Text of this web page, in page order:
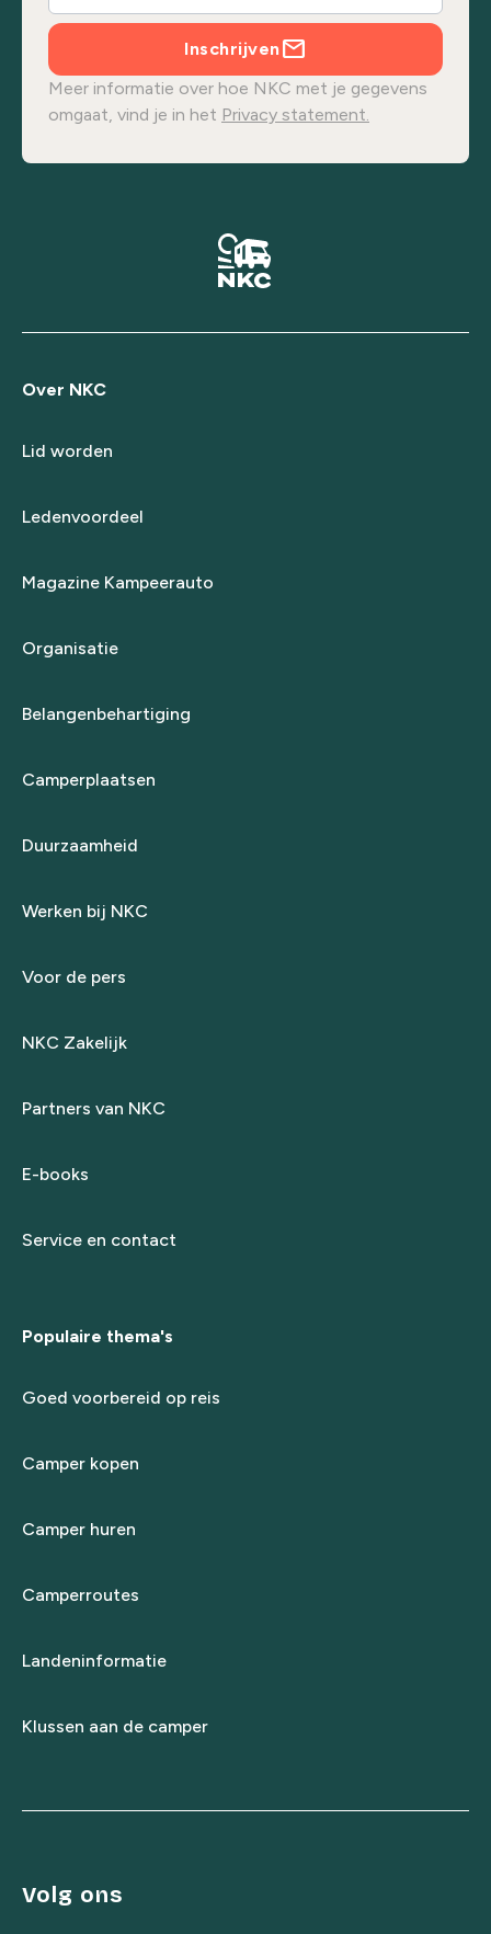
Inschrijven
Meer informatie over hoe NKC met je gegevens
omgaat, vind je in het Privacy statement.
Over NKC
Lid worden
Ledenvoordeel
Magazine Kampeerauto
Organisatie
Belangenbehartiging
Camperplaatsen
Duurzaamheid
Werken bij NKC
Voor de pers
NKC Zakelijk
Partners van NKC
E-books
Service en contact
Populaire thema's
Goed voorbereid op reis
Camper kopen
Camper huren
Camperroutes
Landeninformatie
Klussen aan de camper
Volg ons